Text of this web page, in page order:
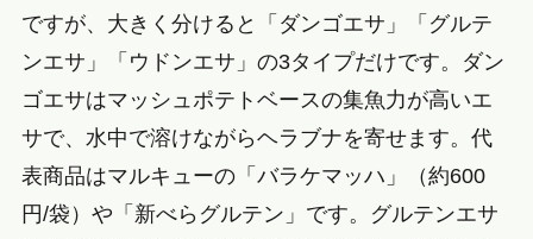
ですが、大きく分けると「ダンゴエサ」「グルテ
ンエサ」「ウドンエサ」の3タイプだけです。ダン
ゴエサはマッシュポテトベースの集魚力が高いエ
サで、水中で溶けながらヘラブナを寄せます。代
表商品はマルキューの「バラケマッハ」（約600
円/袋）や「新べらグルテン」です。グルテンエサ